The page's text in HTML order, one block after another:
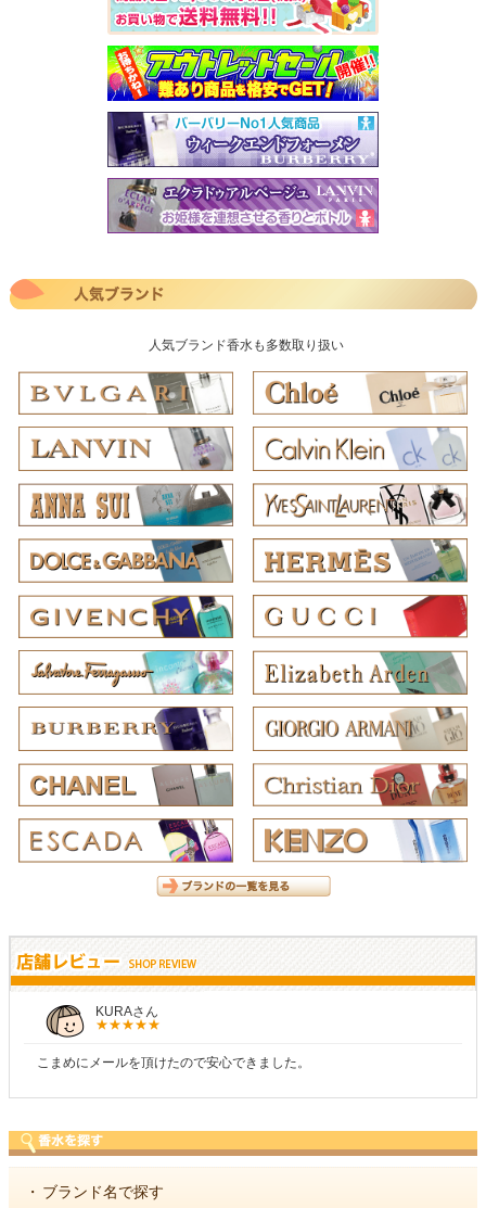
人気ブランド香水も多数取り扱い
しらすさん
商品が早く届いたのでよかったです。また利用させてもらいます！
・ ブランド名で探す